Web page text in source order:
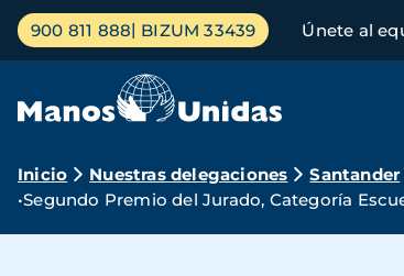
Pasar
contenido
Menú
principal
900 811 888 BIZUM 33439 Únete al
Ruta
de
Inicio Nuestras delegaciones
Santander
•Segundo Premio del Jurado, Categoría